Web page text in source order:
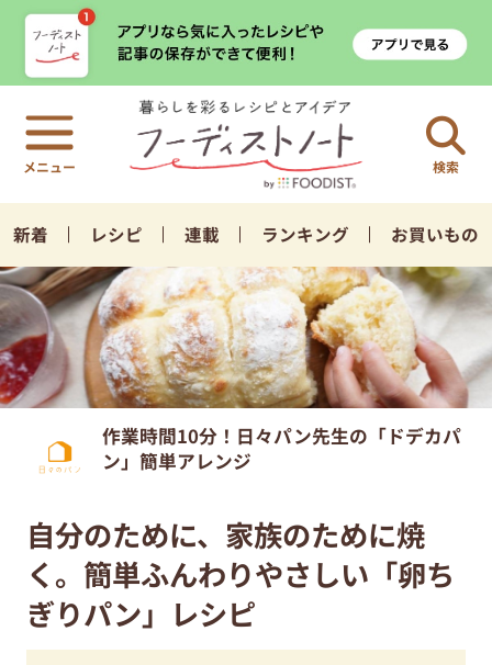
検索
新着 レシピ 連載 ランキング お買いもの
作業時間10分！日々パン先生の「ドデカパ
ン」簡単アレンジ
自分のために、家族のために焼
く。簡単ふんわりやさしい「卵ち
ぎりパン」レシピ